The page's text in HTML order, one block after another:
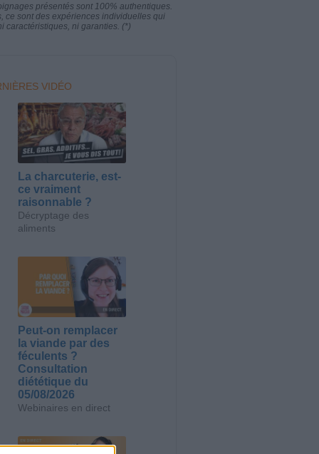
présentés sont 100% authentiques.
ce sont des expériences individuelles qui
caractéristiques, ni garanties. (*)
VIDÉO
La charcuterie, est-
ce vraiment
raisonnable ?
Décryptage des
aliments
Peut-on remplacer
la viande par des
féculents ?
Consultation
diététique du
05/08/2026
Webinaires en direct